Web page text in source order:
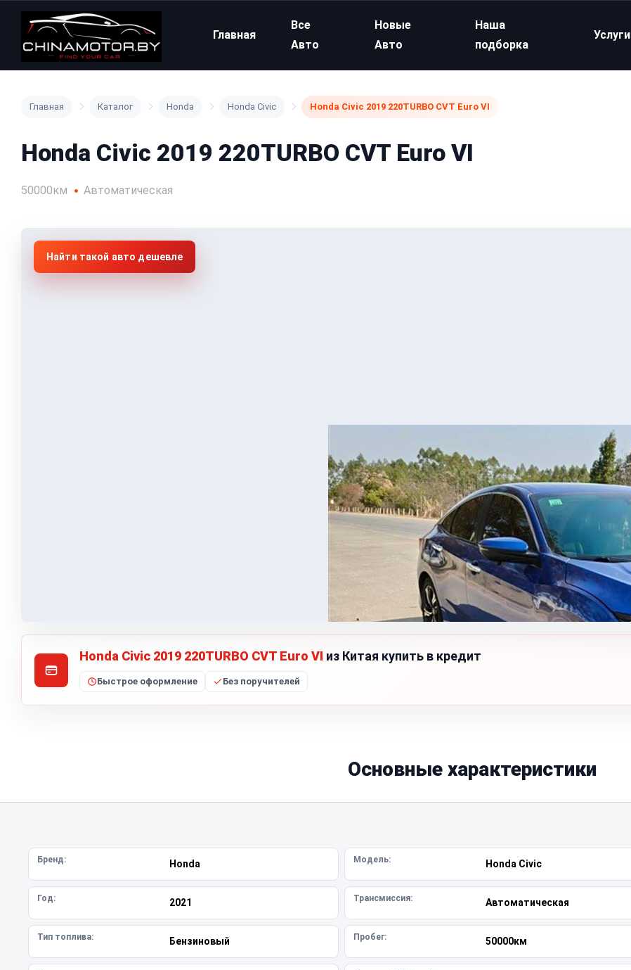
Главная
Все
Авто
Новые
Авто
Наша
подборка
Услуги
Главная Каталог Honda Honda Civic Honda Civic 2019 220TURBO CVT Euro VI
Honda Civic 2019 220TURBO CVT Euro VI
50000км Автоматическая
Найти такой авто дешевле
Honda Civic 2019 220TURBO CVT Euro VI из Китая купить в кредит
Быстрое оформление Без поручителей
Основные характеристики
Бренд: Honda Модель: Honda Civic
Год: 2021 Трансмиссия: Автоматическая
Тип топлива: Бензиновый Пробег: 50000км